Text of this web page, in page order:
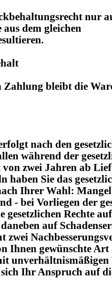
nur
dem gleichen
Zahlung bleibt die
nach den
während der
zwei Jahren ab
haben Sie das
Ihrer Wahl:
- bei Vorliegen der
gesetzlichen Rechte
auf
zwei
Ihnen gewünschte Art
unverhältnismäßigen
Ihr Anspruch auf